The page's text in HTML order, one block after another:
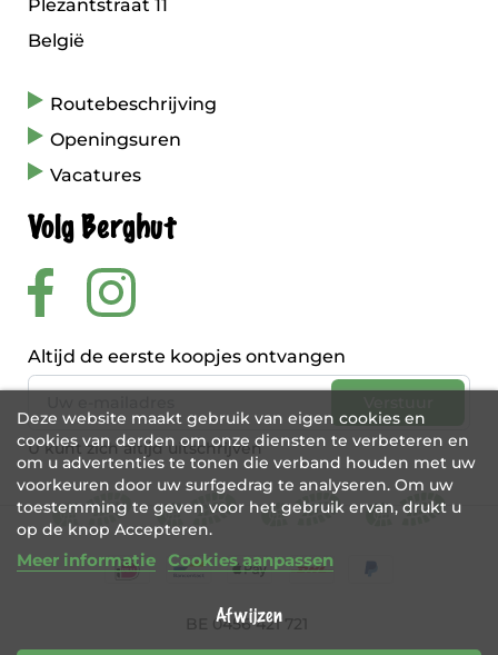
Plezantstraat 11
België
Routebeschrijving
Openingsuren
Vacatures
Volg Berghut
Altijd de eerste koopjes ontvangen
U kunt zich altijd uitschrijven
Deze website maakt gebruik van eigen cookies en
cookies van derden om onze diensten te verbeteren en
om u advertenties te tonen die verband houden met uw
voorkeuren door uw surfgedrag te analyseren. Om uw
toestemming te geven voor het gebruik ervan, drukt u
op de knop Accepteren.
Meer informatie Cookies aanpassen
Afwijzen
BE 0456 421 721